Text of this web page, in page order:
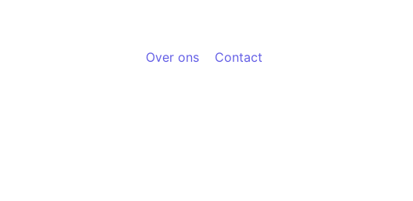
Over ons Contact